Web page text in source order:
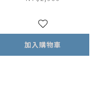
加入購物車